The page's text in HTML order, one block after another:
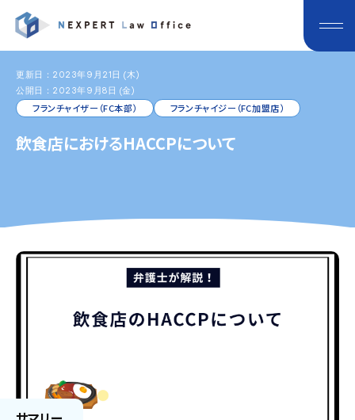
更新日：2023年9月21日 (木)
公開日：2023年9月8日 (金)
フランチャイザー（FC本部）
フランチャイジー（FC加盟店）
飲食店におけるHACCPについて